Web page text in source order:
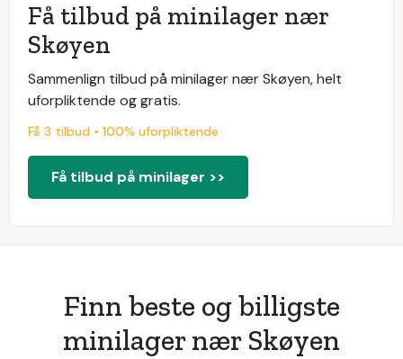
Få tilbud på minilager nær
Skøyen
Sammenlign tilbud på minilager nær Skøyen, helt
uforpliktende og gratis.
Få 3 tilbud • 100% uforpliktende
Få tilbud på minilager >>
Finn beste og billigste
minilager nær Skøyen